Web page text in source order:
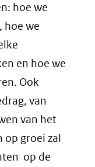
hoe we
hoe we
en hoe we
Ook
van
van het
op groei zal
op de